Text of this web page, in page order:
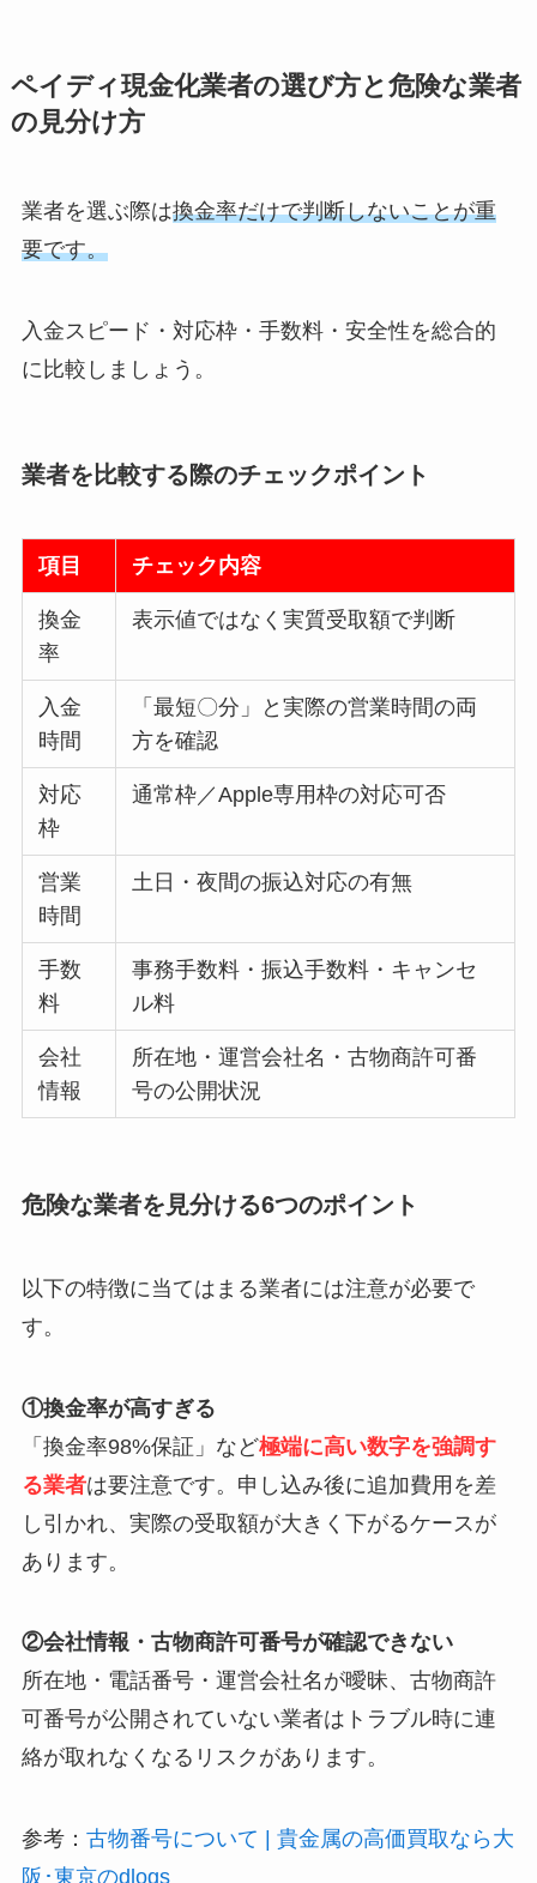
ペイディ現金化業者の選び方と危険な業者
の見分け方
業者を選ぶ際は換金率だけで判断しないことが重
要です。
入金スピード・対応枠・手数料・安全性を総合的
に比較しましょう。
業者を比較する際のチェックポイント
項目 チェック内容
換金
率
表示値ではなく実質受取額で判断
入金
時間
「最短〇分」と実際の営業時間の両
方を確認
対応
枠
通常枠／Apple専用枠の対応可否
営業
時間
土日・夜間の振込対応の有無
手数
料
事務手数料・振込手数料・キャンセ
ル料
会社
情報
所在地・運営会社名・古物商許可番
号の公開状況
危険な業者を見分ける6つのポイント
以下の特徴に当てはまる業者には注意が必要で
す。
①換金率が高すぎる
「換金率98%保証」など極端に高い数字を強調す
る業者は要注意です。申し込み後に追加費用を差
し引かれ、実際の受取額が大きく下がるケースが
あります。
②会社情報・古物商許可番号が確認できない
所在地・電話番号・運営会社名が曖昧、古物商許
可番号が公開されていない業者はトラブル時に連
絡が取れなくなるリスクがあります。
参考： 古物番号について | 貴金属の高価買取なら大
阪･東京のdlogs